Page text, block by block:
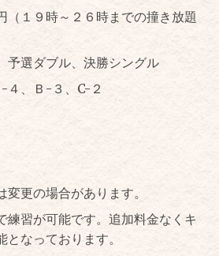
（１９時～２６時までの撞き放題
選ダブル、決勝シングル
、Ｂ-３、C-２
更の場合があります。
習が可能です。追加料金なくキ
となっております。